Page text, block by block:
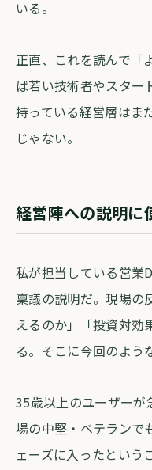
いる。
正直、これを読んで「
ば若い技術者やスター
持っている経営層はま
じゃない。
経営陣への説明に
私が担当している営業
稟議の説明だ。現場の
えるのか」「投資対効
る。そこに今回のよう
35歳以上のユーザーが
場の中堅・ベテランで
ェーズに入ったという